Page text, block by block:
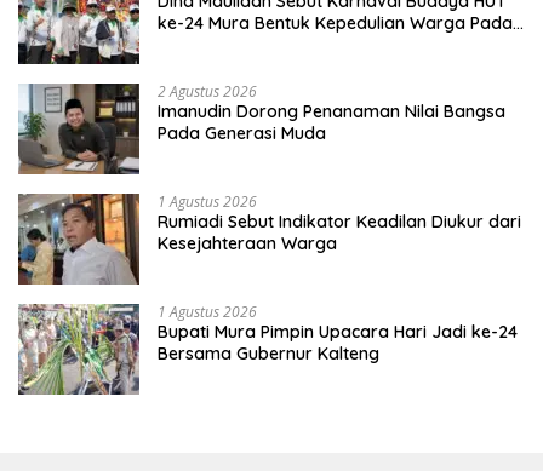
ke-24 Mura Bentuk Kepedulian Warga Pada
2 Agustus 2026
Imanudin Dorong Penanaman Nilai Bangsa
Pada Generasi Muda
1 Agustus 2026
Rumiadi Sebut Indikator Keadilan Diukur dari
Kesejahteraan Warga
1 Agustus 2026
Bupati Mura Pimpin Upacara Hari Jadi ke-24
Bersama Gubernur Kalteng